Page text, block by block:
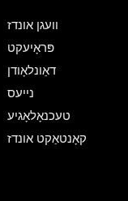
וועגן אונדז
פּראָיעקט
דאַונלאָודן
נייעס
טעכנאָלאָגיע
קאָנטאַקט אונדז